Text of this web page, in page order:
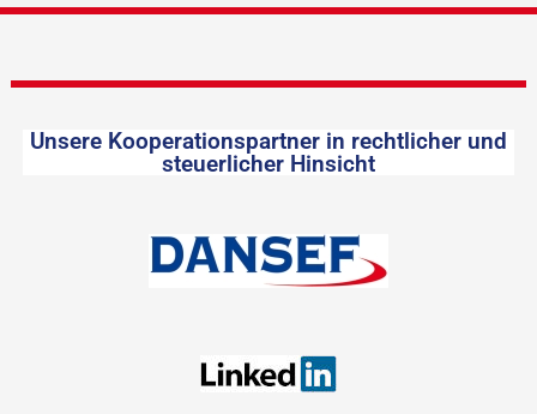
Unsere Kooperationspartner in rechtlicher und
steuerlicher Hinsicht